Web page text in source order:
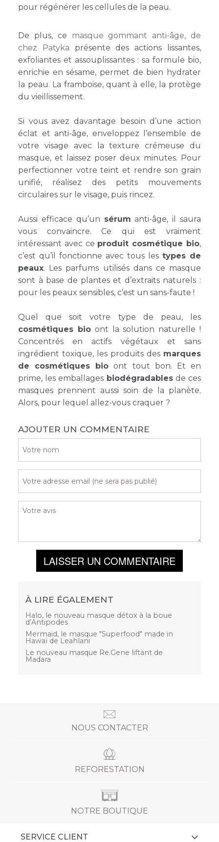
pour régénérer les cellules de la peau.
De plus, ce masque gommant anti-âge, de
chez Patyka présente des actions lissantes,
exfoliantes et assouplissantes : sa formule bio,
enrichie en sésame, permet de bien hydrater
la peau. La framboise, quant à elle, la protège
du vieillissement.
Si vous avez davantage besoin d’une action
éclat et anti-âge, enveloppez l’ensemble de
votre visage avec la texture crémeuse du
masque, et laissez poser deux minutes. Pour
perfectionner votre teint et rendre son grain
unifié, réalisez des petits mouvements
circulaires sur le visage, puis rincez.
Aussi efficace qu’un sérum anti-âge, il saura
vous convaincre. Ce qui est vraiment
intéressant avec ce produit cosmétique bio,
c’est qu’il fonctionne avec tous les types de
peaux. Les parfums utilisés dans ce masque
sont à base de plantes et d’extraits naturels :
pour les peaux sensibles, c’est un sans-faute !
Quel que soit votre type de peau, les
cosmétiques bio ont la solution naturelle !
Concentrés en actifs végétaux et sans
ingrédient toxique, les produits des marques
de cosmétiques bio ont tout bon. Et en
prime, les emballages biodégradablesde ces
masques prennent aussi soin de la planète.
Alors, pour lequel allez-vous craquer ?
AJOUTER UN COMMENTAIRE
LAISSER UN COMMENTAIRE
À LIRE ÉGALEMENT
Halo, le nouveau masque détox à la boue
d’Antipodes
Mermaid, le masque "Superfood" made in
Hawaï de Leahlani
Le nouveau masque Re.Gene liftant de
Madara
NOUS CONTACTER
REFORESTATION
NOTRE BOUTIQUE
SERVICE CLIENT